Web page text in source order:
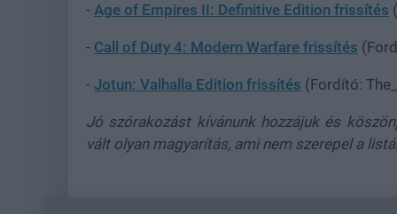
- Age of Empires II: Definitive Edition frissítés
- Call of Duty 4: Modern Warfare frissítés
- Jotun: Valhalla Edition frissítés (Fordító:
Jó szórakozást kívánunk hozzájuk és
vált olyan magyarítás, ami nem szerepel a